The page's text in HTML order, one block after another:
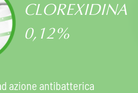
CLOREXIDINA
0,12%
azione antibatterica